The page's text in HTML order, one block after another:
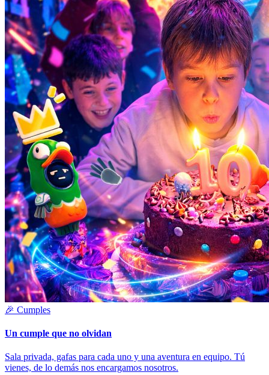
🎉 Cumples
Un cumple que no olvidan
Sala privada, gafas para cada uno y una aventura en equipo. Tú
vienes, de lo demás nos encargamos nosotros.